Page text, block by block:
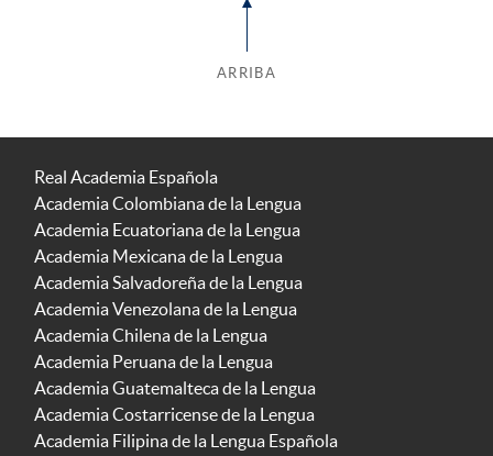
ARRIBA
Real Academia Española
Academia Colombiana de la Lengua
Academia Ecuatoriana de la Lengua
Academia Mexicana de la Lengua
Academia Salvadoreña de la Lengua
Academia Venezolana de la Lengua
Academia Chilena de la Lengua
Academia Peruana de la Lengua
Academia Guatemalteca de la Lengua
Academia Costarricense de la Lengua
Academia Filipina de la Lengua Española